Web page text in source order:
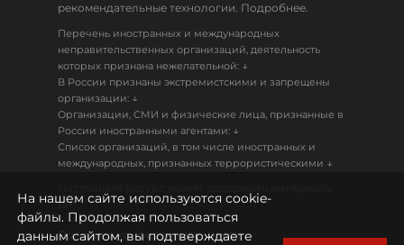
рекомендательные технологии. Подробнее.
Перечень иностранных и международных
неправительственных организаций, деятельность
которых признана нежелательной: ↓
В России признаны экстремистскими и запрещены
организации: ↓
Организации, СМИ и физические лица, признанные в
России иностранными агентами: ↓
Список организаций, в том числе иностранных и
международных, признанных террористическими ↓
18+
Политика конфиденциальности
На нашем сайте используются cookie-
файлы. Продолжая пользоваться
данным сайтом, вы подтверждаете